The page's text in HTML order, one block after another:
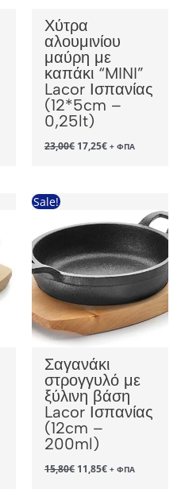
Χύτρα
αλουμινίου
μαύρη με
καπάκι “MINI”
Lacor Ισπανίας
(12*5cm –
0,25lt)
23,00€ Original
price
17,25€Η+ ΦΠΑ
Sale!
Σαγανάκι
στρογγυλό με
ξύλινη βάση
Lacor Ισπανίας
(12cm –
200ml)
15,80€ Original
price
11,85€Η+ ΦΠΑ